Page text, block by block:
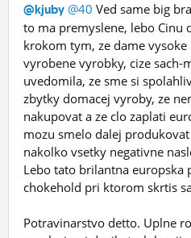
@kjuby @40 Ved same big
to ma premyslene, lebo Cinu
krokom tym, ze dame
vyrobene vyrobky, cize sach-
uvedomila, ze sme si
zbytky domacej vyroby, ze
nakupovat a ze clo zaplati
mozu smelo dalej
nakolko vsetky negativne
Lebo tato brilantna europska
chokehold pri ktorom skrtis
Potravinarstvo detto. Uplne